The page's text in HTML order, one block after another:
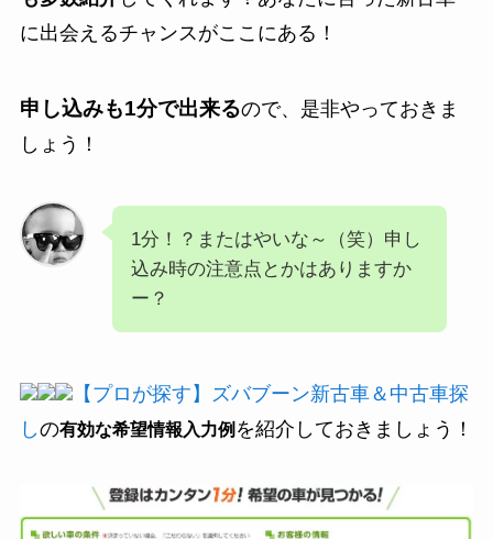
に出会えるチャンスがここにある！
申し込みも1分で出来るので、是非やっておきま
しょう！
1分！？またはやいな～（笑）申し
込み時の注意点とかはありますか
ー？
【プロが探す】ズバブーン新古車＆中古車探
しの有効な希望情報入力例を紹介しておきましょう！